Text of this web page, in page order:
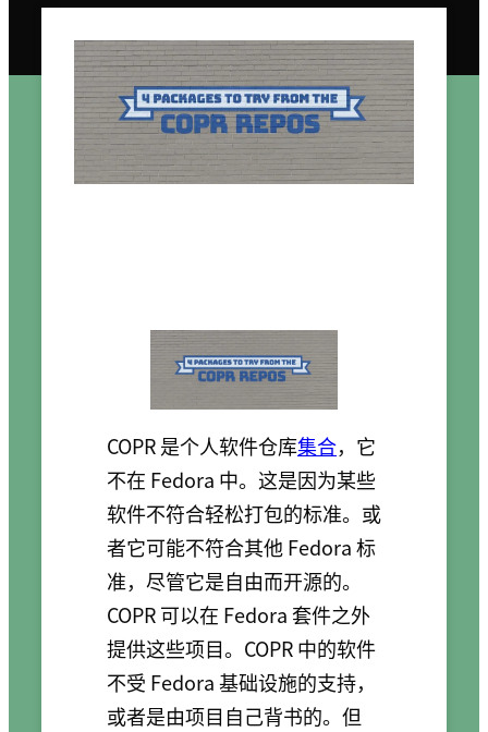
COPR 是个人软件仓库集合，它
不在 Fedora 中。这是因为某些
软件不符合轻松打包的标准。或
者它可能不符合其他 Fedora 标
准，尽管它是自由而开源的。
COPR 可以在 Fedora 套件之外
提供这些项目。COPR 中的软件
不受 Fedora 基础设施的支持，
或者是由项目自己背书的。但